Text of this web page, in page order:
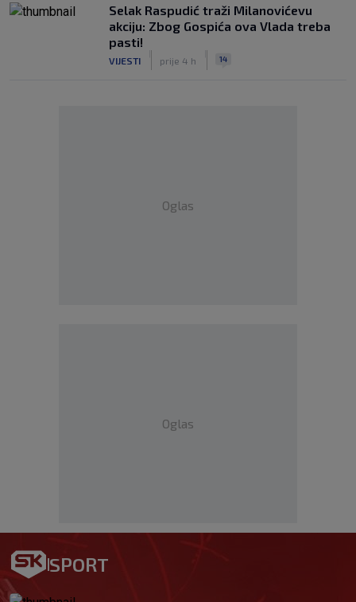
Selak Raspudić traži Milanovićevu
akciju: Zbog Gospića ova Vlada treba
pasti!
VIJESTI prije 4 h 14
Oglas
Oglas
SPORT